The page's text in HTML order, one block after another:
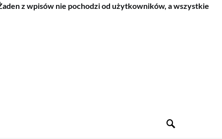
z wpisów nie pochodzi od użytkowników, a wszystkie